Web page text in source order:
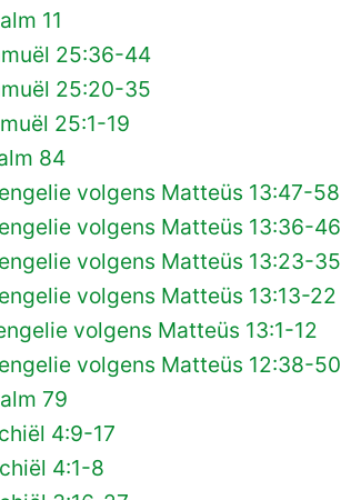
11
25:36-44
25:20-35
25:1-19
84
volgens Matteüs 13:47-58
volgens Matteüs 13:36-46
volgens Matteüs 13:23-35
volgens Matteüs 13:13-22
volgens Matteüs 13:1-12
volgens Matteüs 12:38-50
79
4:9-17
4:1-8